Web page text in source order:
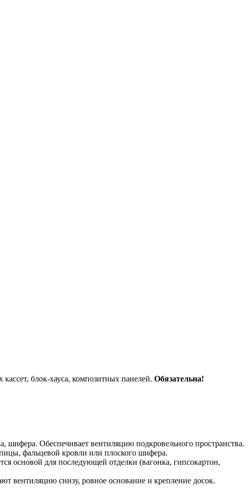
блок-хауса, композитных панелей. Обязательна!
Обеспечивает вентиляцию подкровельного пространства.
фальцевой кровли или плоского шифера.
основой для последующей отделки (вагонка, гипсокартон,
вентиляцию снизу, ровное основание и крепление досок.